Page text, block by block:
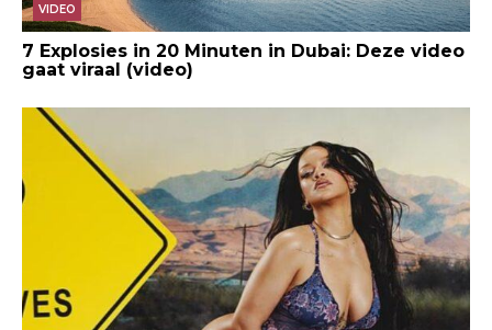
VIDEO
7 Explosies in 20 Minuten in Dubai: Deze video
gaat viraal (video)